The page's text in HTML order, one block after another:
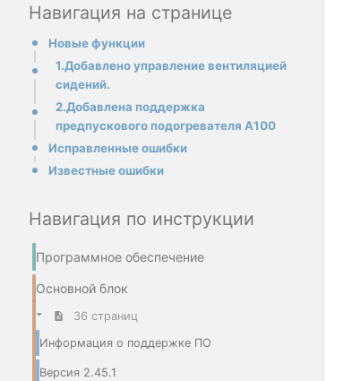
Навигация на странице
Новые функции
1.Добавлено управление вентиляцией
сидений.
2.Добавлена поддержка
предпускового подогревателя A100
Исправленные ошибки
Известные ошибки
Навигация по инструкции
Программное обеспечение
Основной блок
36 страниц
Информация о поддержке ПО
Версия 2.45.1